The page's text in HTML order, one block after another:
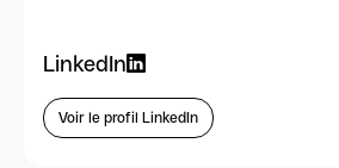
LinkedIn
Voir le profil LinkedIn